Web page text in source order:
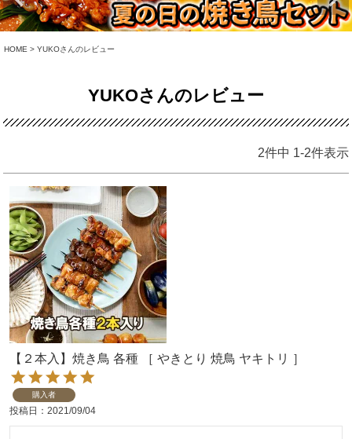
HOME YUKOさんのレビュー
YUKOさんのレビュー
2件中 1-2件表示
【２本入】焼き鳥 各種 ［ やきとり 焼鳥 ヤキトリ ］
購入者
投稿日 2021/09/04